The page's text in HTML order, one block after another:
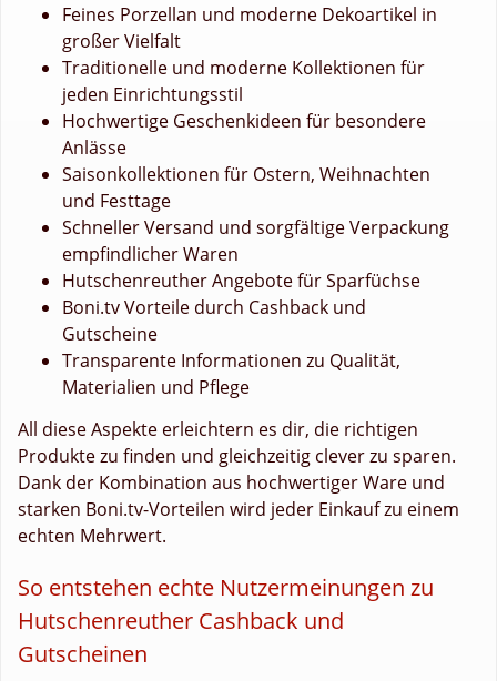
Feines Porzellan und moderne Dekoartikel in
großer Vielfalt
Traditionelle und moderne Kollektionen für
jeden Einrichtungsstil
Hochwertige Geschenkideen für besondere
Anlässe
Saisonkollektionen für Ostern, Weihnachten
und Festtage
Schneller Versand und sorgfältige Verpackung
empfindlicher Waren
Hutschenreuther Angebote für Sparfüchse
Boni.tv Vorteile durch Cashback und
Gutscheine
Transparente Informationen zu Qualität,
Materialien und Pflege
All diese Aspekte erleichtern es dir, die richtigen
Produkte zu finden und gleichzeitig clever zu sparen.
Dank der Kombination aus hochwertiger Ware und
starken Boni.tv-Vorteilen wird jeder Einkauf zu einem
echten Mehrwert.
So entstehen echte Nutzermeinungen zu
Hutschenreuther Cashback und
Gutscheinen